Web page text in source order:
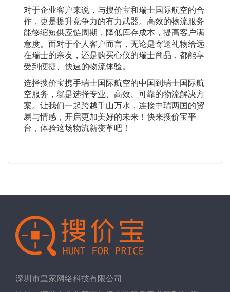
对于企业客户来说，与搜价宝和瑞士国际航空的合
作，更是提升竞争力的有力武器。高效的物流服务
能够缩短供应链周期，降低库存成本，提高客户满
意度。而对于个人客户而言，无论是寄送礼物给远
在瑞士的亲友，还是购买心仪的瑞士商品，都能享
受到便捷、快速的物流体验。
选择搜价宝携手瑞士国际航空的中国到瑞士国际航
空服务，就是选择专业、高效、可靠的物流解决方
案。让我们一起跨越千山万水，连接中瑞两国的贸
易与情感，开启更加美好的未来！快来搜价宝平
台，体验这场物流新变革吧！
深圳市皇家网络科技有限公司